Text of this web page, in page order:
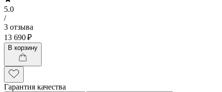
5.0
/
3 отзыва
13 690 ₽
В корзину
Гарантия качества